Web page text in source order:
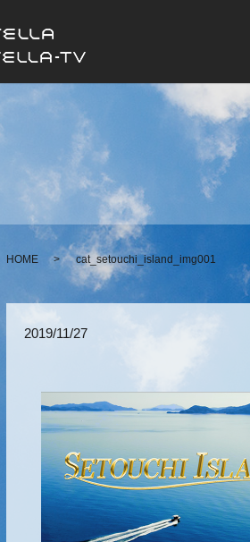
HOME cat_setouchi_island_img001
2019/11/27